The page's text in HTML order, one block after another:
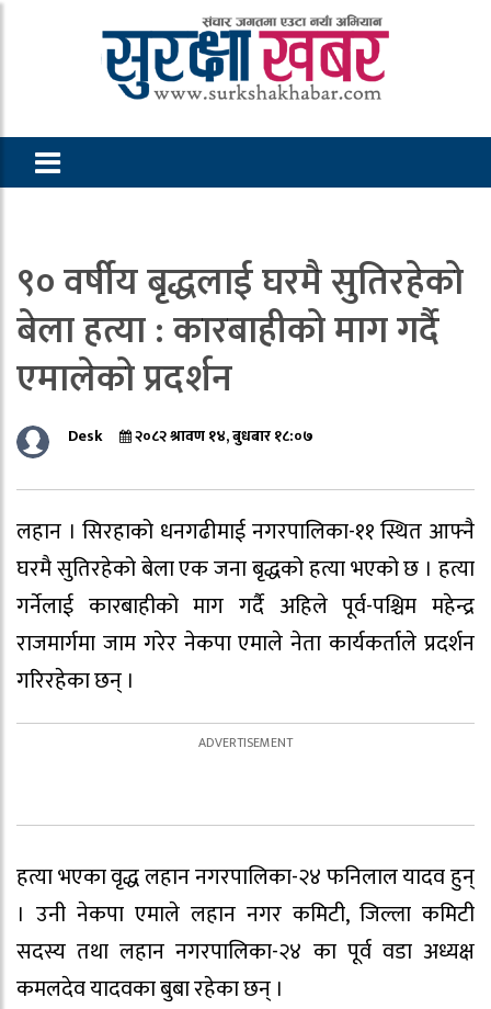
९० वर्षीय बृद्धलाई घरमै सुतिरहेको
बेला हत्या : कारबाहीको माग गर्दै
एमालेको प्रदर्शन
Desk २०८२ श्रावण १४, बुधबार १८:०७
लहान । सिरहाको धनगढीमाई नगरपालिका-११ स्थित आफ्नै
घरमै सुतिरहेको बेला एक जना बृद्धको हत्या भएको छ । हत्या
गर्नेलाई कारबाहीको माग गर्दै अहिले पूर्व-पश्चिम महेन्द्र
राजमार्गमा जाम गरेर नेकपा एमाले नेता कार्यकर्ताले प्रदर्शन
गरिरहेका छन् ।
हत्या भएका वृद्ध लहान नगरपालिका-२४ फनिलाल यादव हुन्
। उनी नेकपा एमाले लहान नगर कमिटी, जिल्ला कमिटी
सदस्य तथा लहान नगरपालिका-२४ का पूर्व वडा अध्यक्ष
कमलदेव यादवका बुबा रहेका छन् ।